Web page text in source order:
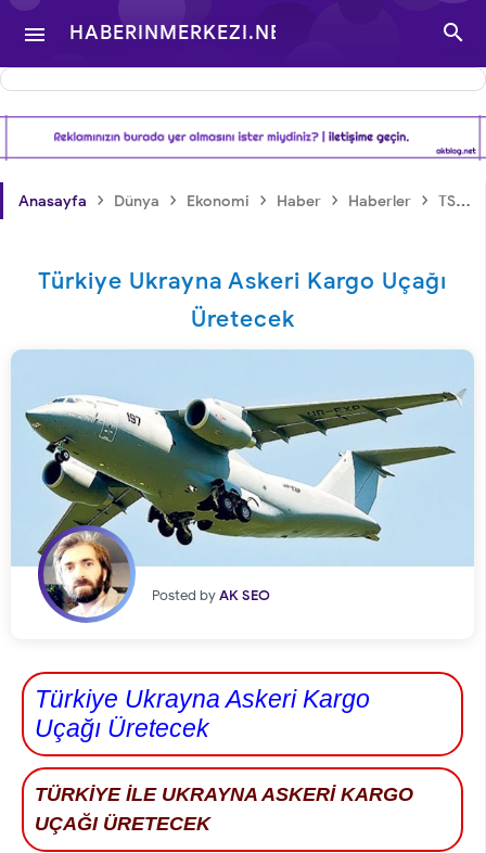
 HABERINMERKEZI.NET
- TÜRKIYE VE DÜNYA
GÜNDEMINDEN

Anasayfa › Dünya › Ekonomi › Haber › Haberler › TSK
Türkiye Ukrayna Askeri Kargo Uçağı
Üretecek
Posted byAK SEO
Türkiye Ukrayna Askeri Kargo
Uçağı Üretecek
TÜRKİYE İLE UKRAYNA ASKERİ KARGO
UÇAĞI ÜRETECEK